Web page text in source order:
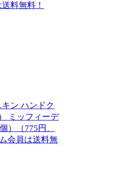
料無料！
キン ハンドク
ミッフィーデ
）（775円、
会員は送料無